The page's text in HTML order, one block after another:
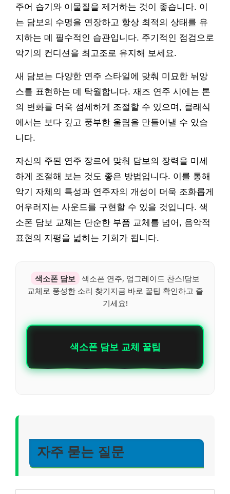
주어 습기와 이물질을 제거하는 것이 좋습니다. 이
는 담보의 수명을 연장하고 항상 최적의 상태를 유
지하는 데 필수적인 습관입니다. 주기적인 점검으로
악기의 컨디션을 최고조로 유지해 보세요.
새 담보는 다양한 연주 스타일에 맞춰 미묘한 뉘앙
스를 표현하는 데 탁월합니다. 재즈 연주 시에는 톤
의 변화를 더욱 섬세하게 조절할 수 있으며, 클래식
에서는 보다 깊고 풍부한 울림을 만들어낼 수 있습
니다.
자신의 주된 연주 장르에 맞춰 담보의 장력을 미세
하게 조절해 보는 것도 좋은 방법입니다. 이를 통해
악기 자체의 특성과 연주자의 개성이 더욱 조화롭게
어우러지는 사운드를 구현할 수 있을 것입니다. 색
소폰 담보 교체는 단순한 부품 교체를 넘어, 음악적
표현의 지평을 넓히는 기회가 됩니다.
색소폰 담보
색소폰 연주, 업그레이드 찬스!담보
교체로 풍성한 소리 찾기지금 바로 꿀팁 확인하고 즐
기세요!
색소폰 담보 교체 꿀팁
자주 묻는 질문